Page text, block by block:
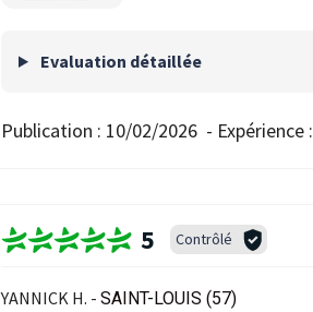
Evaluation détaillée
Publication : 10/02/2026 - Expérience :
5 Contrôlé
YANNICK H. - SAINT-LOUIS (57)